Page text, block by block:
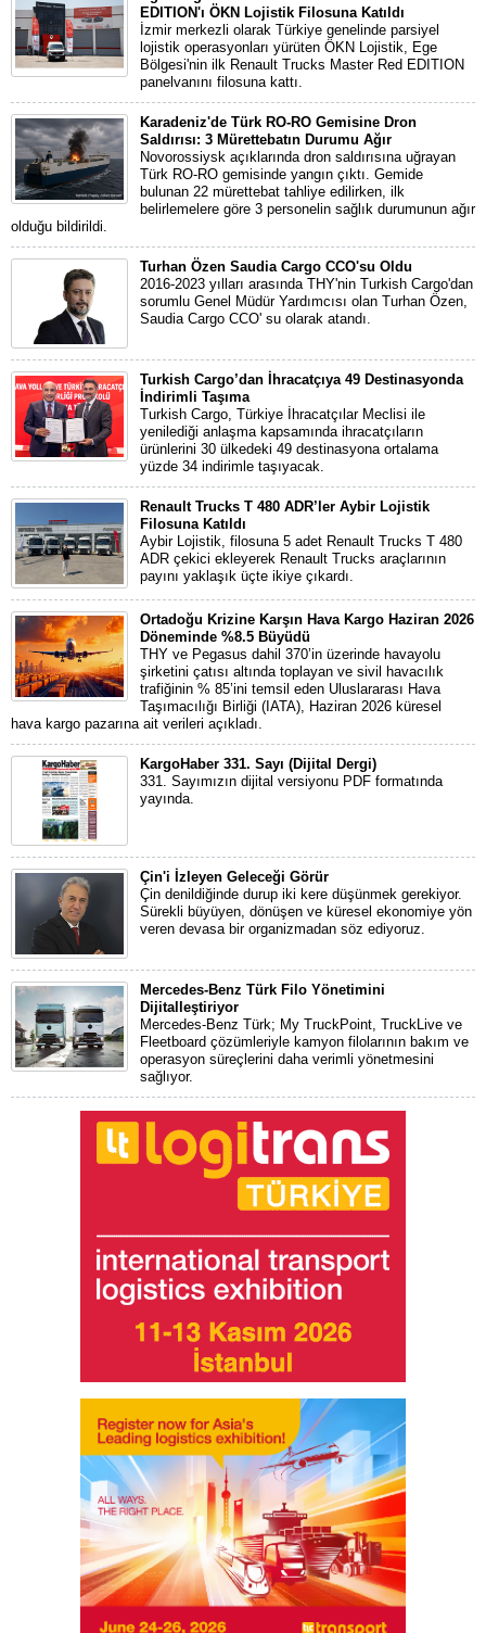
EDITION'ı ÖKN Lojistik Filosuna Katıldı
İzmir merkezli olarak Türkiye genelinde parsiyel
lojistik operasyonları yürüten ÖKN Lojistik, Ege
Bölgesi'nin ilk Renault Trucks Master Red EDITION
panelvanını filosuna kattı.
Karadeniz'de Türk RO-RO Gemisine Dron
Saldırısı: 3 Mürettebatın Durumu Ağır
Novorossiysk açıklarında dron saldırısına uğrayan
Türk RO-RO gemisinde yangın çıktı. Gemide
bulunan 22 mürettebat tahliye edilirken, ilk
belirlemelere göre 3 personelin sağlık durumunun ağır
olduğu bildirildi.
Turhan Özen Saudia Cargo CCO'su Oldu
2016-2023 yılları arasında THY'nin Turkish Cargo'dan
sorumlu Genel Müdür Yardımcısı olan Turhan Özen,
Saudia Cargo CCO' su olarak atandı.
Turkish Cargo’dan İhracatçıya 49 Destinasyonda
İndirimli Taşıma
Turkish Cargo, Türkiye İhracatçılar Meclisi ile
yenilediği anlaşma kapsamında ihracatçıların
ürünlerini 30 ülkedeki 49 destinasyona ortalama
yüzde 34 indirimle taşıyacak.
Renault Trucks T 480 ADR’ler Aybir Lojistik
Filosuna Katıldı
Aybir Lojistik, filosuna 5 adet Renault Trucks T 480
ADR çekici ekleyerek Renault Trucks araçlarının
payını yaklaşık üçte ikiye çıkardı.
Ortadoğu Krizine Karşın Hava Kargo Haziran 2026
Döneminde %8.5 Büyüdü
THY ve Pegasus dahil 370’in üzerinde havayolu
şirketini çatısı altında toplayan ve sivil havacılık
trafiğinin % 85’ini temsil eden Uluslararası Hava
Taşımacılığı Birliği (IATA), Haziran 2026 küresel
hava kargo pazarına ait verileri açıkladı.
KargoHaber 331. Sayı (Dijital Dergi)
331. Sayımızın dijital versiyonu PDF formatında
yayında.
Çin'i İzleyen Geleceği Görür
Çin denildiğinde durup iki kere düşünmek gerekiyor.
Sürekli büyüyen, dönüşen ve küresel ekonomiye yön
veren devasa bir organizmadan söz ediyoruz.
Mercedes-Benz Türk Filo Yönetimini
Dijitalleştiriyor
Mercedes-Benz Türk; My TruckPoint, TruckLive ve
Fleetboard çözümleriyle kamyon filolarının bakım ve
operasyon süreçlerini daha verimli yönetmesini
sağlıyor.